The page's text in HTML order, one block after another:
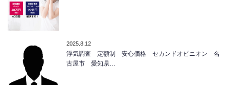
2025.8.12
浮気調査 定額制 安心価格 セカンドオピニオン 名
古屋市 愛知県…